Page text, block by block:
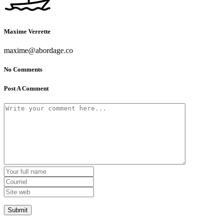
Maxime Verrette
maxime@abordage.co
No Comments
Post A Comment